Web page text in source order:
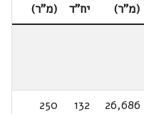
(מ"ר)
יח"ד
(מ"ר)
26,686
132
250